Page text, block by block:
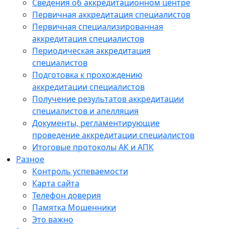
Сведения об аккредитационном центре
Первичная аккредитация специалистов
Первичная специализированная
аккредитация специалистов
Периодическая аккредитация
специалистов
Подготовка к прохождению
аккредитации специалистов
Получение результатов аккредитации
специалистов и апелляция
Документы, регламентирующие
проведение аккредитации специалистов
Итоговые протоколы АК и АПК
Разное
Контроль успеваемости
Карта сайта
Телефон доверия
Памятка Мошенники
Это важно